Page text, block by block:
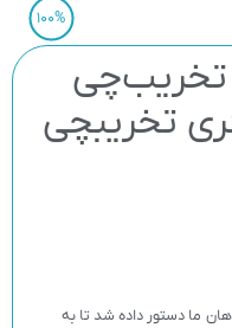
100%
تخریب‌چی
تخریبچی
ما دستور داده شد تا به